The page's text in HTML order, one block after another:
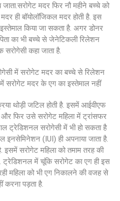
मदर फिर नौ महीने बच्चे को
ही बॉयोलॉजिकल मदर होती है. इस
इस्तेमाल किया जा सकता है. अगर डोनर
का भी बच्चे से जेनेटिकली रिलेशन
सरोगेसी कहा जाता है.
में सरोगेट मदर का बच्चे से रिलेशन
में सरोगेट मदर के एग का इस्तेमाल नहीं
थोड़ी जटिल होती है. इसमें आईवीएफ
और फिर उसे सरोगेट महिला में ट्रांसफर
ट्रेडिशनल सरोगेसी में भी हो सकता है
इनसेमिनेशन (IUI) ही अपनाया जाता है.
इसमें सरोगेट महिला को तमाम तरह की
में चूंकि सरोगेट का एग ही इस
महिला को भी एग निकालने की वजह से
करना पड़ता है.